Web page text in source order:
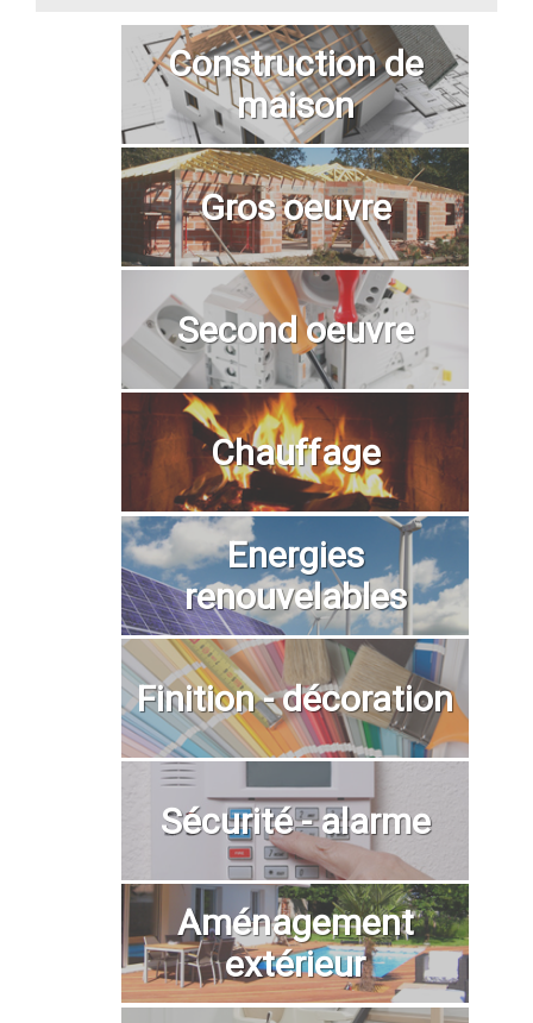
Construction de
maison
Gros oeuvre
Second oeuvre
Chauffage
Energies
renouvelables
Finition - décoration
Sécurité - alarme
Aménagement
extérieur